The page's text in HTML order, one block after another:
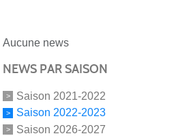
Aucune news
NEWS PAR SAISON
Saison 2021-2022
Saison 2022-2023
Saison 2026-2027